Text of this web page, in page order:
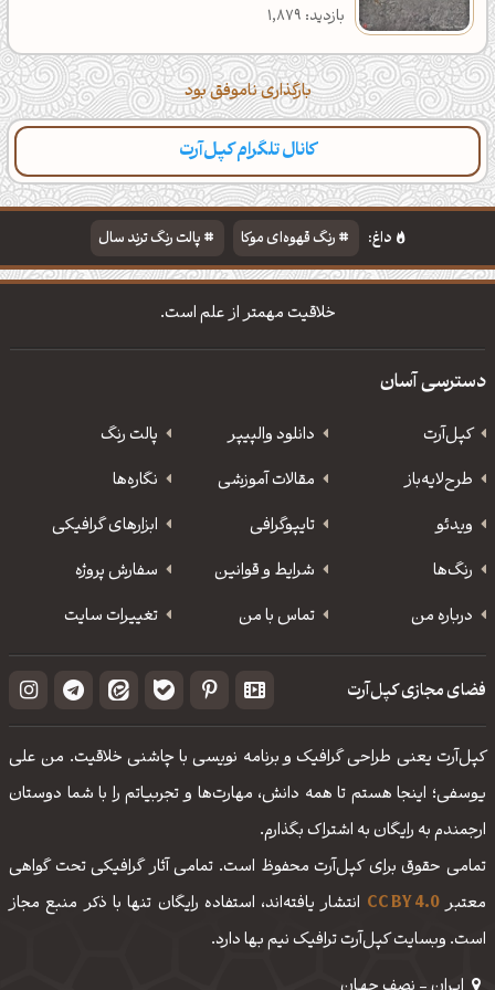
بازدید: 1,879
بارگذاری ناموفق بود
کانال تلگرام کپل‌آرت
دسته‌بندی مطالب تازه تایپوگرافی پالت‌ها
داغ: رنگ قهوه‌ای موکا
پالت رنگ ترند سال
دانلود والپیپر مذهبی
تایپوگرافی شعر مولانا
خلاقیت مهمتر از علم است.
دسترسی آسان
کپل‌آرت دانلود‌ والپیپر
پالت رنگ
طرح‌لایه‌باز
مقالات آموزشی
نگاره‌ها
ویدئو
‌تایپوگرافی
ابزارهای گرافیکی
رنگ‌ها
شرایط و قوانین
سفارش پروژه
درباره من
تماس با من تغییرات سایت
فضای مجازی کپل‌آرت
کپل‌آرت یعنی طراحی گرافیک و برنامه نویسی با چاشنی خلاقیت. من علی
یوسفی؛ اینجا هستم تا همه دانش، مهارت‌‌ها و تجربیاتم را با شما دوستان
ارجمندم به رایگان به اشتراک بگذارم.
تمامی حقوق برای کپل‌آرت محفوظ است. تمامی آثار گرافیکی تحت گواهی
معتبرCC BY 4.0 انتشار یافته‌اند، استفاده رایگان تنها با ذکر منبع مجاز
است. وبسایت کپل‌آرت ترافیک نیم بها دارد.